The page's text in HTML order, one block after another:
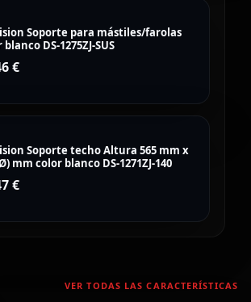
Soporte para mástiles/farolas
DS-1275ZJ-SUS
€
Soporte techo Altura 565 mm x
mm color blanco DS-1271ZJ-140
€
VER TODAS LAS CARACTERÍSTICAS